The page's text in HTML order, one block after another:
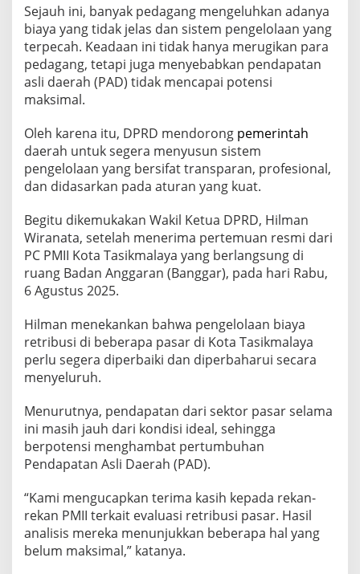
e
g
e
l
o
n
R
e
t
r
b
u
s
i
P
a
r
S
a
A
t
a
p
Sejauh ini, banyak pedagang mengeluhkan adanya
biaya yang tidak jelas dan sistem pengelolaan yang
terpecah. Keadaan ini tidak hanya merugikan para
pedagang, tetapi juga menyebabkan pendapatan
asli daerah (PAD) tidak mencapai potensi
maksimal.
Oleh karena itu, DPRD mendorong pemerintah
daerah untuk segera menyusun sistem
pengelolaan yang bersifat transparan, profesional,
dan didasarkan pada aturan yang kuat.
Begitu dikemukakan Wakil Ketua DPRD, Hilman
Wiranata, setelah menerima pertemuan resmi dari
PC PMII Kota Tasikmalaya yang berlangsung di
ruang Badan Anggaran (Banggar), pada hari Rabu,
6 Agustus 2025.
Hilman menekankan bahwa pengelolaan biaya
retribusi di beberapa pasar di Kota Tasikmalaya
perlu segera diperbaiki dan diperbaharui secara
menyeluruh.
Menurutnya, pendapatan dari sektor pasar selama
ini masih jauh dari kondisi ideal, sehingga
berpotensi menghambat pertumbuhan
Pendapatan Asli Daerah (PAD).
“Kami mengucapkan terima kasih kepada rekan-
rekan PMII terkait evaluasi retribusi pasar. Hasil
analisis mereka menunjukkan beberapa hal yang
belum maksimal,” katanya.